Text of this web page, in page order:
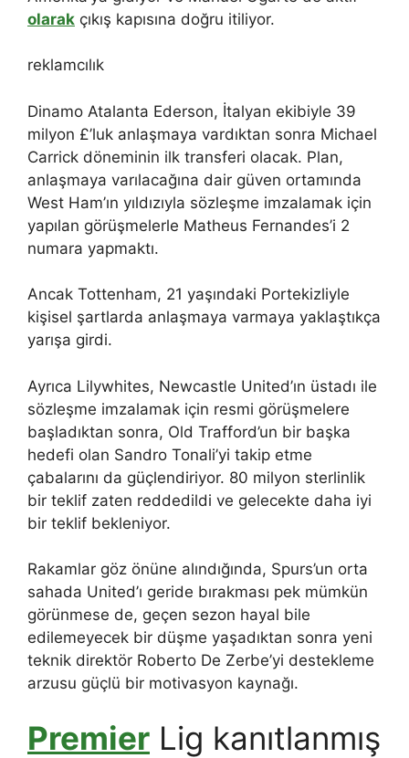
olarak çıkış kapısına doğru itiliyor.
reklamcılık
Dinamo Atalanta Ederson, İtalyan ekibiyle 39
milyon £’luk anlaşmaya vardıktan sonra Michael
Carrick döneminin ilk transferi olacak. Plan,
anlaşmaya varılacağına dair güven ortamında
West Ham’ın yıldızıyla sözleşme imzalamak için
yapılan görüşmelerle Matheus Fernandes’i 2
numara yapmaktı.
Ancak Tottenham, 21 yaşındaki Portekizliyle
kişisel şartlarda anlaşmaya varmaya yaklaştıkça
yarışa girdi.
Ayrıca Lilywhites, Newcastle United’ın üstadı ile
sözleşme imzalamak için resmi görüşmelere
başladıktan sonra, Old Trafford’un bir başka
hedefi olan Sandro Tonali’yi takip etme
çabalarını da güçlendiriyor. 80 milyon sterlinlik
bir teklif zaten reddedildi ve gelecekte daha iyi
bir teklif bekleniyor.
Rakamlar göz önüne alındığında, Spurs’un orta
sahada United’ı geride bırakması pek mümkün
görünmese de, geçen sezon hayal bile
edilemeyecek bir düşme yaşadıktan sonra yeni
teknik direktör Roberto De Zerbe’yi destekleme
arzusu güçlü bir motivasyon kaynağı.
Premier Lig kanıtlanmış